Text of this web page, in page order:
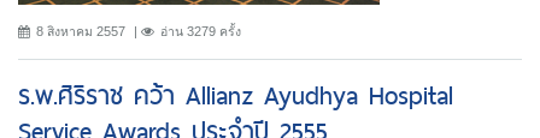
8 สิงหาคม 2557 อ่าน 3279 ครั้ง
ร.พ.ศิริราช คว้า Allianz Ayudhya Hospital